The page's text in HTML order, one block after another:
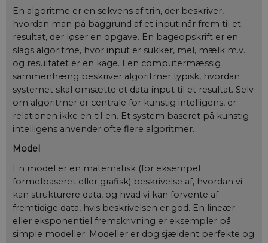
En algoritme er en sekvens af trin, der beskriver,
hvordan man på baggrund af et input når frem til et
resultat, der løser en opgave. En bageopskrift er en
slags algoritme, hvor input er sukker, mel, mælk m.v.
og resultatet er en kage. I en computermæssig
sammenhæng beskriver algoritmer typisk, hvordan
systemet skal omsætte et data-input til et resultat. Selv
om algoritmer er centrale for kunstig intelligens, er
relationen ikke en-til-en. Et system baseret på kunstig
intelligens anvender ofte flere algoritmer.
Model
En model er en matematisk (for eksempel
formelbaseret eller grafisk) beskrivelse af, hvordan vi
kan strukturere data, og hvad vi kan forvente af
fremtidige data, hvis beskrivelsen er god. En lineær
eller eksponentiel fremskrivning er eksempler på
simple modeller. Modeller er dog sjældent perfekte og